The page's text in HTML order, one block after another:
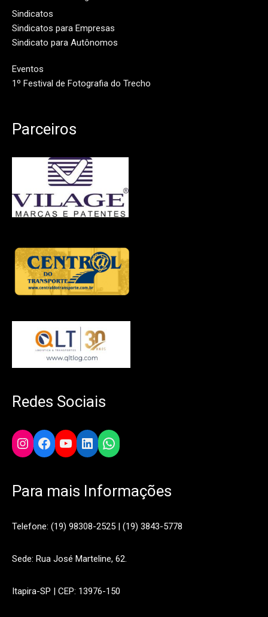
Sindicatos
Sindicatos para Empresas
Sindicato para Autônomos
Eventos
1º Festival de Fotografia do Trecho
Parceiros
Redes Sociais
Instagram
Facebook
YouTube
LinkedIn
WhatsApp
Para mais Informações
Telefone: (19) 98308-2525 | (19) 3843-5778
Sede: Rua José Marteline, 62.
Itapira-SP | CEP: 13976-150